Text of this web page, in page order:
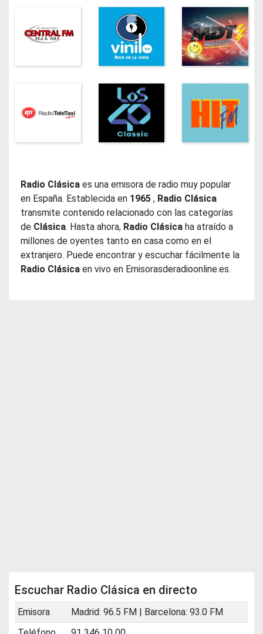
Radio Clásica es una emisora de radio muy popular
en España. Establecida en 1965 , Radio Clásica
transmite contenido relacionado con las categorías
de Clásica. Hasta ahora, Radio Clásica ha atraído a
millones de oyentes tanto en casa como en el
extranjero. Puede encontrar y escuchar fácilmente la
Radio Clásica en vivo en Emisorasderadioonline.es.
Escuchar Radio Clásica en directo
Emisora
Madrid: 96.5 FM | Barcelona: 93.0 FM